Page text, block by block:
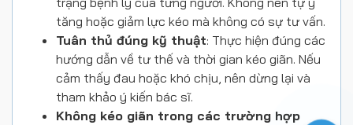
tăng hoặc giảm lực kéo mà không có sự tư vấn.
Tuân thủ đúng kỹ thuật: Thực hiện đúng các
hướng dẫn về tư thế và thời gian kéo giãn. Nếu
cảm thấy đau hoặc khó chịu, nên dừng lại và
tham khảo ý kiến bác sĩ.
Không kéo giãn trong các trường hợp